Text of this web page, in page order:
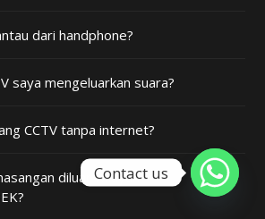
dari handphone?
saya mengeluarkan suara?
CCTV tanpa internet?
diluar wilayah
Contact us